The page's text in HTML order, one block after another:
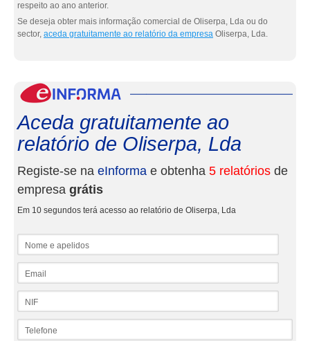
respeito ao ano anterior.
Se deseja obter mais informação comercial de Oliserpa, Lda ou do
sector, aceda gratuitamente ao relatório da empresa Oliserpa, Lda.
Aceda gratuitamente ao
relatório de Oliserpa, Lda
Registe-se na eInforma e obtenha 5 relatórios de
empresa grátis
Em 10 segundos terá acesso ao relatório de Oliserpa, Lda